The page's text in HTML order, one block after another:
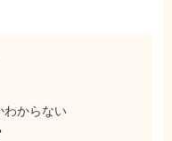
わからない